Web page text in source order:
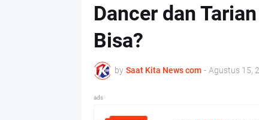
Dancer dan
Bisa?
by Saat Kita News com - Agustus 15,
ads